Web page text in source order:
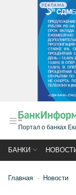
РЕКЛАМА
Портал о банках
БАНКИ
Главная Новости